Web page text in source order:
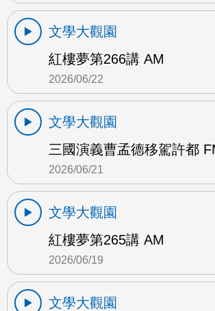
文學大觀園
紅樓夢第266講 AM
2026/06/22
文學大觀園
三國演義曹孟德移駕許都
2026/06/21
文學大觀園
紅樓夢第265講 AM
2026/06/19
文學大觀園